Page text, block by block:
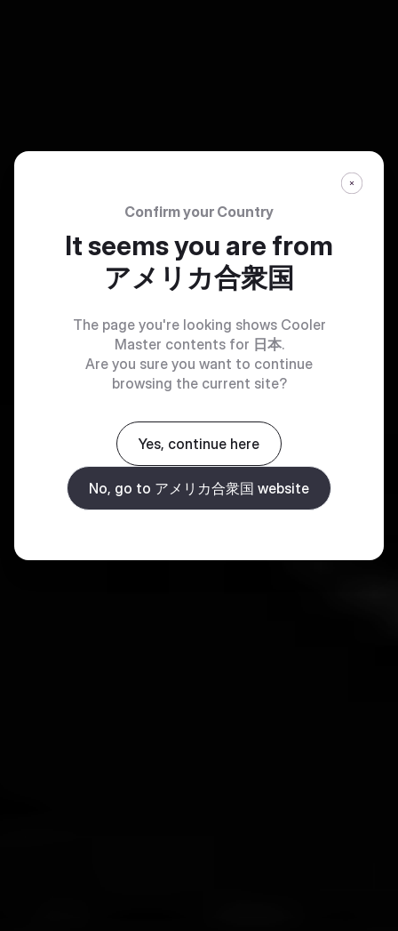
Confirm your Country
It seems you are from
アメリカ合衆国
The page you're looking shows Cooler
Master contents for 日本.
Are you sure you want to continue
browsing the current site?
Yes, continue here
No, go to アメリカ合衆国 website